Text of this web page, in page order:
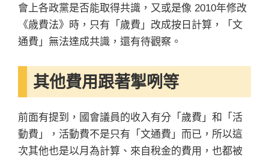
會上各政黨是否能取得共識，又或是像 2010年修改
《歳費法》時，只有「歲費」改成按日計算，「文
通費」無法達成共識，還有待觀察。
其他費用跟著掣咧等
前面有提到，國會議員的收入有分「歲費」和「活
動費」，活動費不是只有「文通費」而已，所以這
次其他也是以月為計算、來自稅金的費用，也都被